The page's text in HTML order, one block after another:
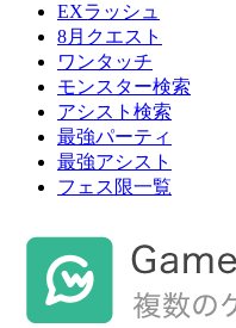
EXラッシュ
8月クエスト
ワンタッチ
モンスター検索
アシスト検索
最強パーティ
最強アシスト
フェス限一覧